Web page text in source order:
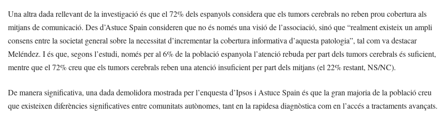
Una altra dada rellevant de la investigació és que el 72% dels espanyols considera que els tumors cerebrals no reben prou cobertura als
mitjans de comunicació. Des d’Astuce Spain consideren que no és només una visió de l’associació, sinó que “realment existeix un ampli
consens entre la societat general sobre la necessitat d’incrementar la cobertura informativa d’aquesta patologia”, tal com va destacar
Meléndez. I és que, segons l’estudi, només per al 6% de la població espanyola l’atenció rebuda per part dels tumors cerebrals és suficient,
mentre que el 72% creu que els tumors cerebrals reben una atenció insuficient per part dels mitjans (el 22% restant, NS/NC).
De manera significativa, una dada demolidora mostrada per l’enquesta d’Ipsos i Astuce Spain és que la gran majoria de la població creu
que existeixen diferències significatives entre comunitats autònomes, tant en la rapidesa diagnòstica com en l’accés a tractaments avançats.